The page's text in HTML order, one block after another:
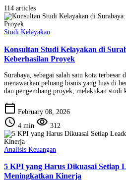
114 articles
Studi Kelayakan
Konsultan Studi Kelayakan di
Keberhasilan Proyek
Surabaya, sebagai salah satu kota terbesar
menawarkan peluang bisnis yang luas di
dan pengembang proyek, melakukan studi
calendar_today February 08, 2026
schedule 4 min visibility 312
Analisis Keuangan
5 KPI yang Harus Dikuasai Setiap
Meningkatkan Kinerja